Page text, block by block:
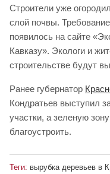
Строители уже
слой почвы.
появилось на сайте
Кавказу». Экологи и
строительстве будут
Ранее губернатор
Кондратьев выступил
участки, а зеленую
благоустроить.
Теги: вырубка деревьев в